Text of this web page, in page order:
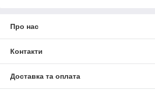
Про нас
Контакти
Доставка та оплата